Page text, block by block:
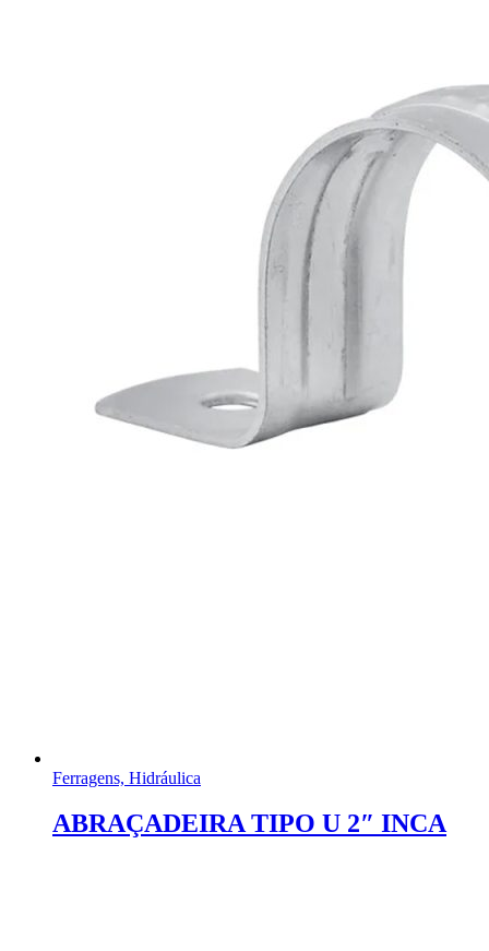
Ferragens, Hidráulica
ABRAÇADEIRA TIPO U 2″ INCA